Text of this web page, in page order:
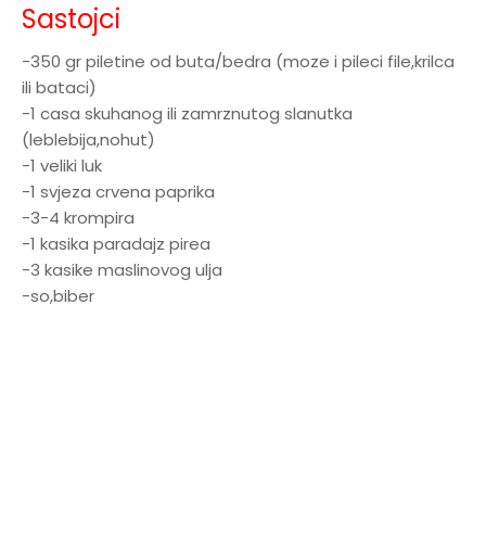
Sastojci
-350 gr piletine od buta/bedra (moze i pileci file,krilca
ili bataci)
-1 casa skuhanog ili zamrznutog slanutka
(leblebija,nohut)
-1 veliki luk
-1 svjeza crvena paprika
-3-4 krompira
-1 kasika paradajz pirea
-3 kasike maslinovog ulja
-so,biber